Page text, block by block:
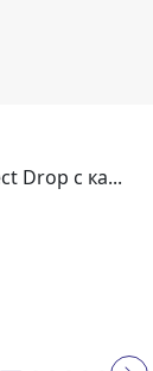
Drop с ка...